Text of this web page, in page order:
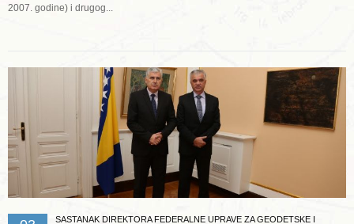
2007. godine) i drugog...
SASTANAK DIREKTORA FEDERALNE UPRAVE ZA GEODETSKE I